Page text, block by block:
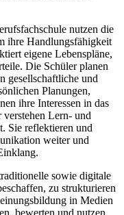
nutzen die
ihre Handlungsfähigkeit
eigene Lebenspläne,
Die Schüler planen
gesellschaftliche und
Planungen,
ihre Interessen in das
Lern- und
Sie reflektieren und
weiter und
sowie digitale
zu strukturieren
in Medien
bewerten und nutzen